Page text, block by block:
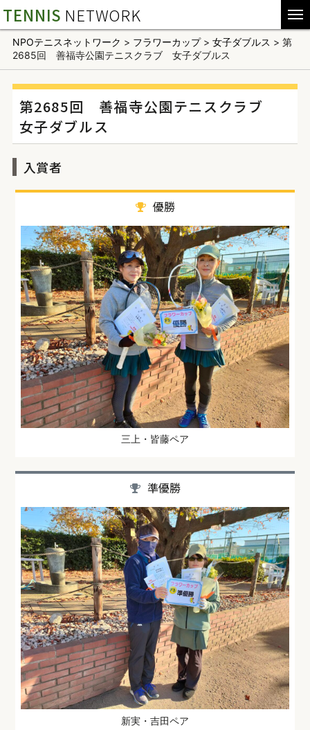
TENNIS NETWORK
NPOテニスネットワーク > フラワーカップ> 女子ダブルス > 第
2685回 善福寺公園テニスクラブ 女子ダブルス
第2685回 善福寺公園テニスクラブ
女子ダブルス
入賞者
優勝
三上・皆藤ペア
準優勝
新実・吉田ペア